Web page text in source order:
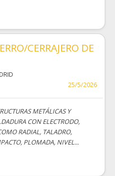
CERRAJERO DE
25/5/2026
METÁLICAS Y
CON ELECTRODO,
RADIAL, TALADRO,
PLOMADA, NIVEL...